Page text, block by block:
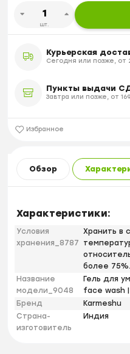
шт.
Курьерская
Сегодня или позже, от
Пункты выдачи
Завтра или позже, от
Избранное
Обзор
Характеристики:
Условия
хранения_8787
Хранить в
более 75%.
Название
модели_9048
Гель для
face wash |
Бренд
Karmeshu
Страна-
изготовитель
Индия